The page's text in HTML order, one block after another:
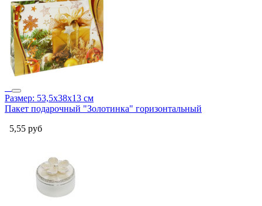
Размер: 53,5х38х13 см
Пакет подарочный "Золотинка" горизонтальный
5,55 руб